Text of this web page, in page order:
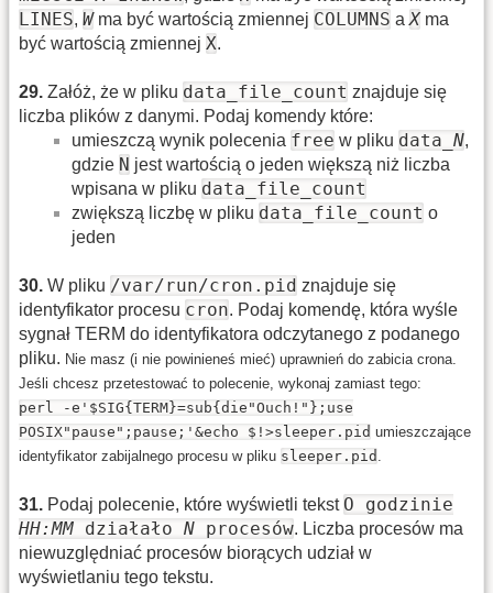
LINES, Wma być wartością zmiennej COLUMNS a Xma
być wartością zmiennej X.
29. Załóż, że w pliku data_file_count znajduje się
liczba plików z danymi. Podaj komendy które:
umieszczą wynik polecenia free w pliku data_ N,
gdzie N jest wartością o jeden większą niż liczba
wpisana w pliku data_file_count
zwiększą liczbę w pliku data_file_count o
jeden
30. W pliku /var/run/cron.pid znajduje się
identyfikator procesu cron. Podaj komendę, która wyśle
sygnał TERM do identyfikatora odczytanego z podanego
pliku. Nie masz (i nie powinieneś mieć) uprawnień do zabicia crona.
Jeśli chcesz przetestować to polecenie, wykonaj zamiast tego:
perl -e'$SIG{TERM}=sub{die"Ouch!"};use
POSIX"pause";pause;'&echo $!>sleeper.pid umieszczające
identyfikator zabijalnego procesu w pliku sleeper.pid .
31. Podaj polecenie, które wyświetli tekst O godzinie
HH:MM działało N procesów. Liczba procesów ma
niewuzględniać procesów biorących udział w
wyświetlaniu tego tekstu.